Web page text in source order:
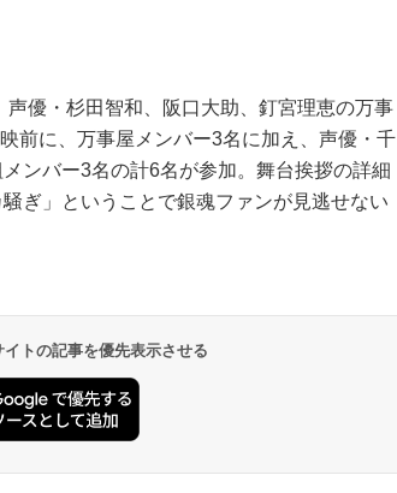
優・杉田智和、阪口大助、釘宮理恵の万事
前に、万事屋メンバー3名に加え、声優・千
ンバー3名の計6名が参加。舞台挨拶の詳細
ぎ」ということで銀魂ファンが見逃せない
トの記事を優先表示させる